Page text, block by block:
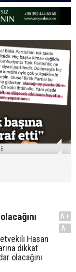
Hasan
dikkat
olacağını
A+
A-